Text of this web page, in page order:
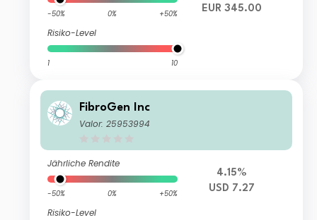
-50% 0% +50%
Risiko-Level
1 10
EUR 345.00
FibroGen Inc
Valor: 25953994
Jährliche Rendite
-50% 0% +50%
Risiko-Level
4.15%
USD 7.27